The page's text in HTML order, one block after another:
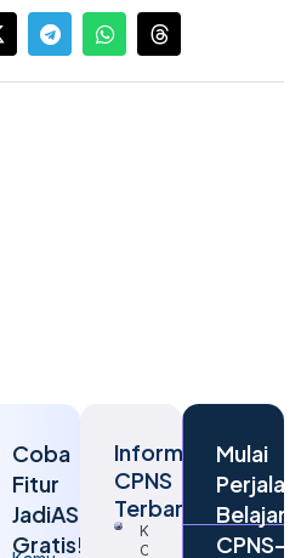
Coba
Fitur
JadiASN
Gratis!
Informasi
CPNS
Terbaru
Kapan
CPNS
Mulai
Belajar
CPNS-